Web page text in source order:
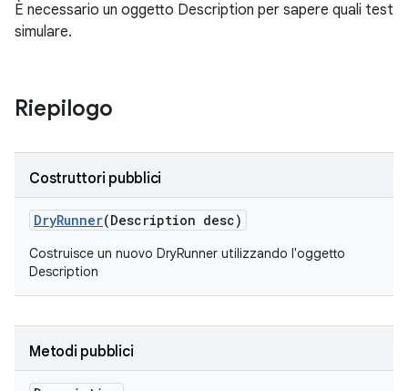
È necessario un oggetto Description per sapere quali test
simulare.
Riepilogo
Costruttori pubblici
DryRunner(Description desc)
Costruisce un nuovo DryRunner utilizzando l'oggetto
Description
Metodi pubblici